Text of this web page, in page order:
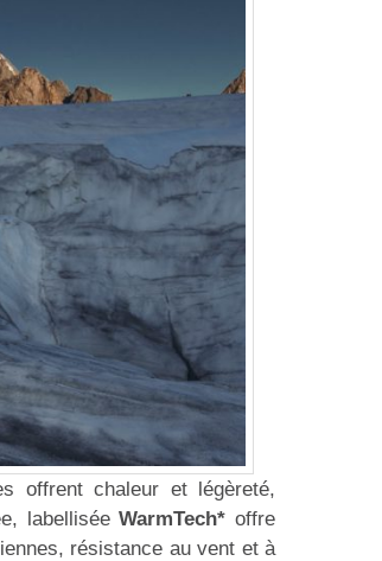
offrent chaleur et légèreté,
labelliséeWarmTech* offre
résistance au vent et à